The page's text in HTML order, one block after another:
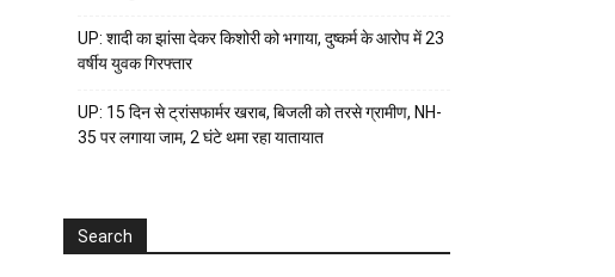
UP: शादी का झांसा देकर किशोरी को भगाया, दुष्कर्म के आरोप में 23
वर्षीय युवक गिरफ्तार
UP: 15 दिन से ट्रांसफार्मर खराब, बिजली को तरसे ग्रामीण, NH-
35 पर लगाया जाम, 2 घंटे थमा रहा यातायात
Search